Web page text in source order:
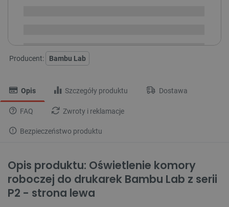
Producent: Bambu Lab
Opis Szczegóły produktu Dostawa
FAQ Zwroty i reklamacje
Bezpieczeństwo produktu
Opis produktu: Oświetlenie komory
roboczej do drukarek Bambu Lab z serii
P2 - strona lewa